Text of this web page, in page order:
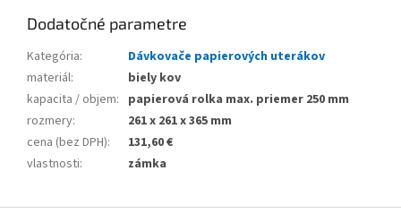
Dodatočné parametre
Kategória:
Dávkovače papierových uterákov
materiál:
biely kov
kapacita / objem: papierová rolka max. priemer 250 mm
rozmery:
261 x 261 x 365 mm
cena (bez DPH):
131,60 €
vlastnosti: zámka